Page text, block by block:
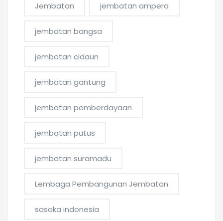
Jembatan jembatan ampera
jembatan bangsa
jembatan cidaun
jembatan gantung
jembatan pemberdayaan
jembatan putus
jembatan suramadu
Lembaga Pembangunan Jembatan
sasaka indonesia